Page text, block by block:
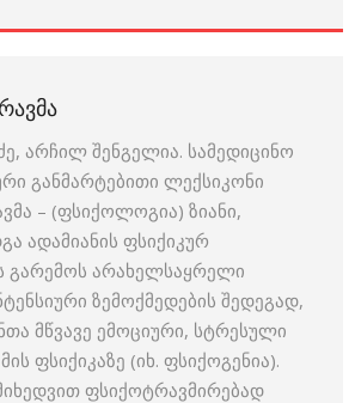
არჩილ შენგელია. სამედიცინო
განმარტებითი ლექსიკონი
– (ფსიქოლოგია) ზიანი,
ადამიანის ფსიქიკურ
გარემოს არახელსაყრელი
ზემოქმედების შედეგად,
მწვავე ემოციური, სტრესული
ფსიქიკაზე (იხ. ფსიქოგენია).
ფსიქოტრავმირებად